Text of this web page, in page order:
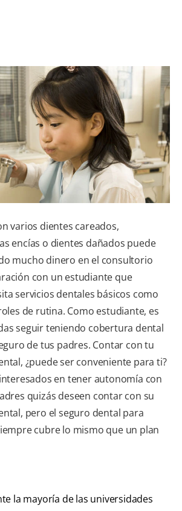
PROMOCIONES
PA (ES)
SUSCRÍBASE
varios dientes careados,
encías o dientes dañados puede
mucho dinero en el consultorio
con un estudiante que
servicios dentales básicos como
de rutina. Como estudiante, es
seguir teniendo cobertura dental
de tus padres. Contar con tu
¿puede ser conveniente para ti?
en tener autonomía con
quizás deseen contar con su
pero el seguro dental para
cubre lo mismo que un plan
la mayoría de las universidades